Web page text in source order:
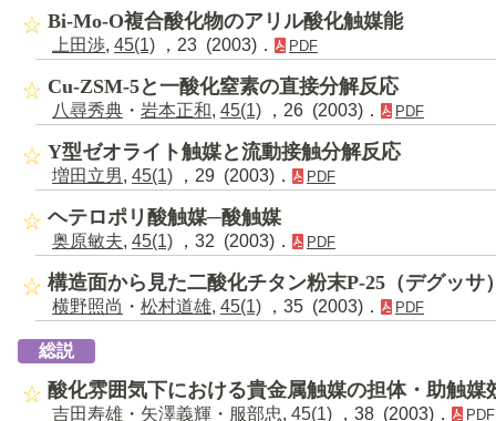
Bi-Mo-O複合酸化物のアリル酸化触媒能
上田渉, 45(1) ，23 (2003)． PDF
Cu-ZSM-5と一酸化窒素の直接分解反応
八尋秀典 ・ 岩本正和, 45(1) ，26 (2003)． PDF
Y型ゼオライト触媒と流動接触分解反応
増田立男, 45(1) ，29 (2003)． PDF
ヘテロポリ酸触媒─酸触媒
奥原敏夫, 45(1) ，32 (2003)． PDF
構造面から見た二酸化チタン粉末P-25（デグッサ
横野照尚 ・ 松村道雄, 45(1) ，35 (2003)． PDF
総説
酸化雰囲気下における貴金属触媒の担体・助触媒
吉田寿雄 ・ 矢澤義輝 ・ 服部忠, 45(1) ，38 (2003)． PDF